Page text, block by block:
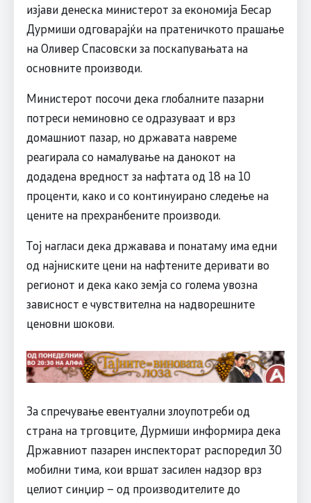
изјави денеска министерот за економија Бесар
Дурмиши одговарајќи на пратеничкото прашање
на Оливер Спасовски за поскапувањата на
основните производи.
Министерот посочи дека глобалните пазарни
потреси неминовно се одразуваат и врз
домашниот пазар, но државата навреме
реагирала со намалување на данокот на
додадена вредност за нафтата од 18 на 10
проценти, како и со континуирано следење на
цените на прехранбените производи.
Тој нагласи дека државава и понатаму има едни
од најниските цени на нафтените деривати во
регионот и дека како земја со голема увозна
зависност е чувствителна на надворешните
ценовни шокови.
За спречување евентуални злоупотреби од
страна на трговците, Дурмиши информира дека
Државниот пазарен инспекторат распоредил 30
мобилни тима, кои вршат засилен надзор врз
целиот синџир – од производителите до